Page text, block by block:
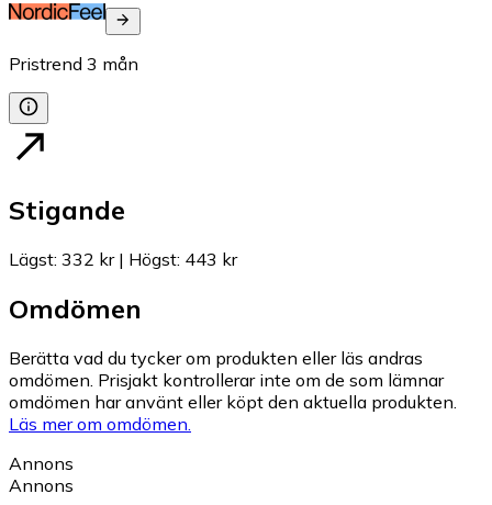
Pristrend 3 mån
Stigande
Lägst: 332 kr| Högst: 443 kr
Omdömen
Berätta vad du tycker om produkten eller läs andras
omdömen. Prisjakt kontrollerar inte om de som lämnar
omdömen har använt eller köpt den aktuella produkten.
Läs mer om omdömen.
Annons
Annons